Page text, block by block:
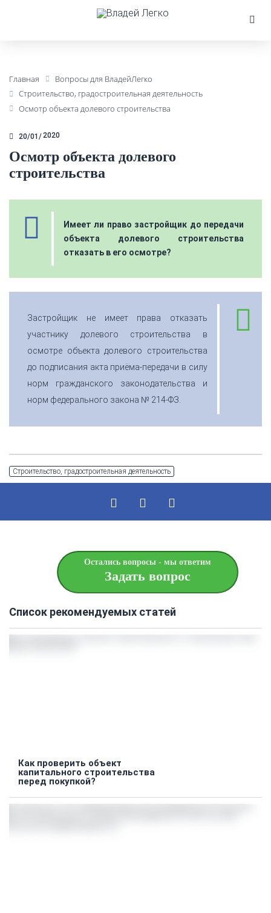
Главная
Вопросы для ВладейЛегко
Строительство, градостроительная деятельность
Осмотр объекта долевого строительства
20/01 2020
Осмотр объекта долевого
строительства
Имеет ли право застройщик до передачи
объекта долевого строительства
отказать в его осмотре?
Застройщик не имеет права отказать
участнику долевого строительства в
осмотре объекта долевого строительства
до подписания акта приёма-передачи в силу
норм гражданского законодательства и
норм федерального закона № 214-ФЗ.
Строительство, градостроительная деятельность
Остались вопросы - мы ответим
Задать вопрос
Список рекомендуемых статей
Как проверить объект
капитального строительства
перед покупкой?